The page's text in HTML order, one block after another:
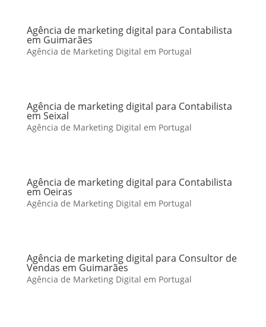
Agência de marketing digital para Contabilista
em Guimarães
Agência de Marketing Digital em Portugal
Agência de marketing digital para Contabilista
em Seixal
Agência de Marketing Digital em Portugal
Agência de marketing digital para Contabilista
em Oeiras
Agência de Marketing Digital em Portugal
Agência de marketing digital para Consultor de
Vendas em Guimarães
Agência de Marketing Digital em Portugal